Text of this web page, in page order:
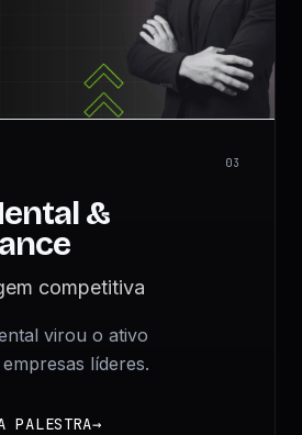
03
&
competitiva
virou o ativo
líderes.
PALESTRA→